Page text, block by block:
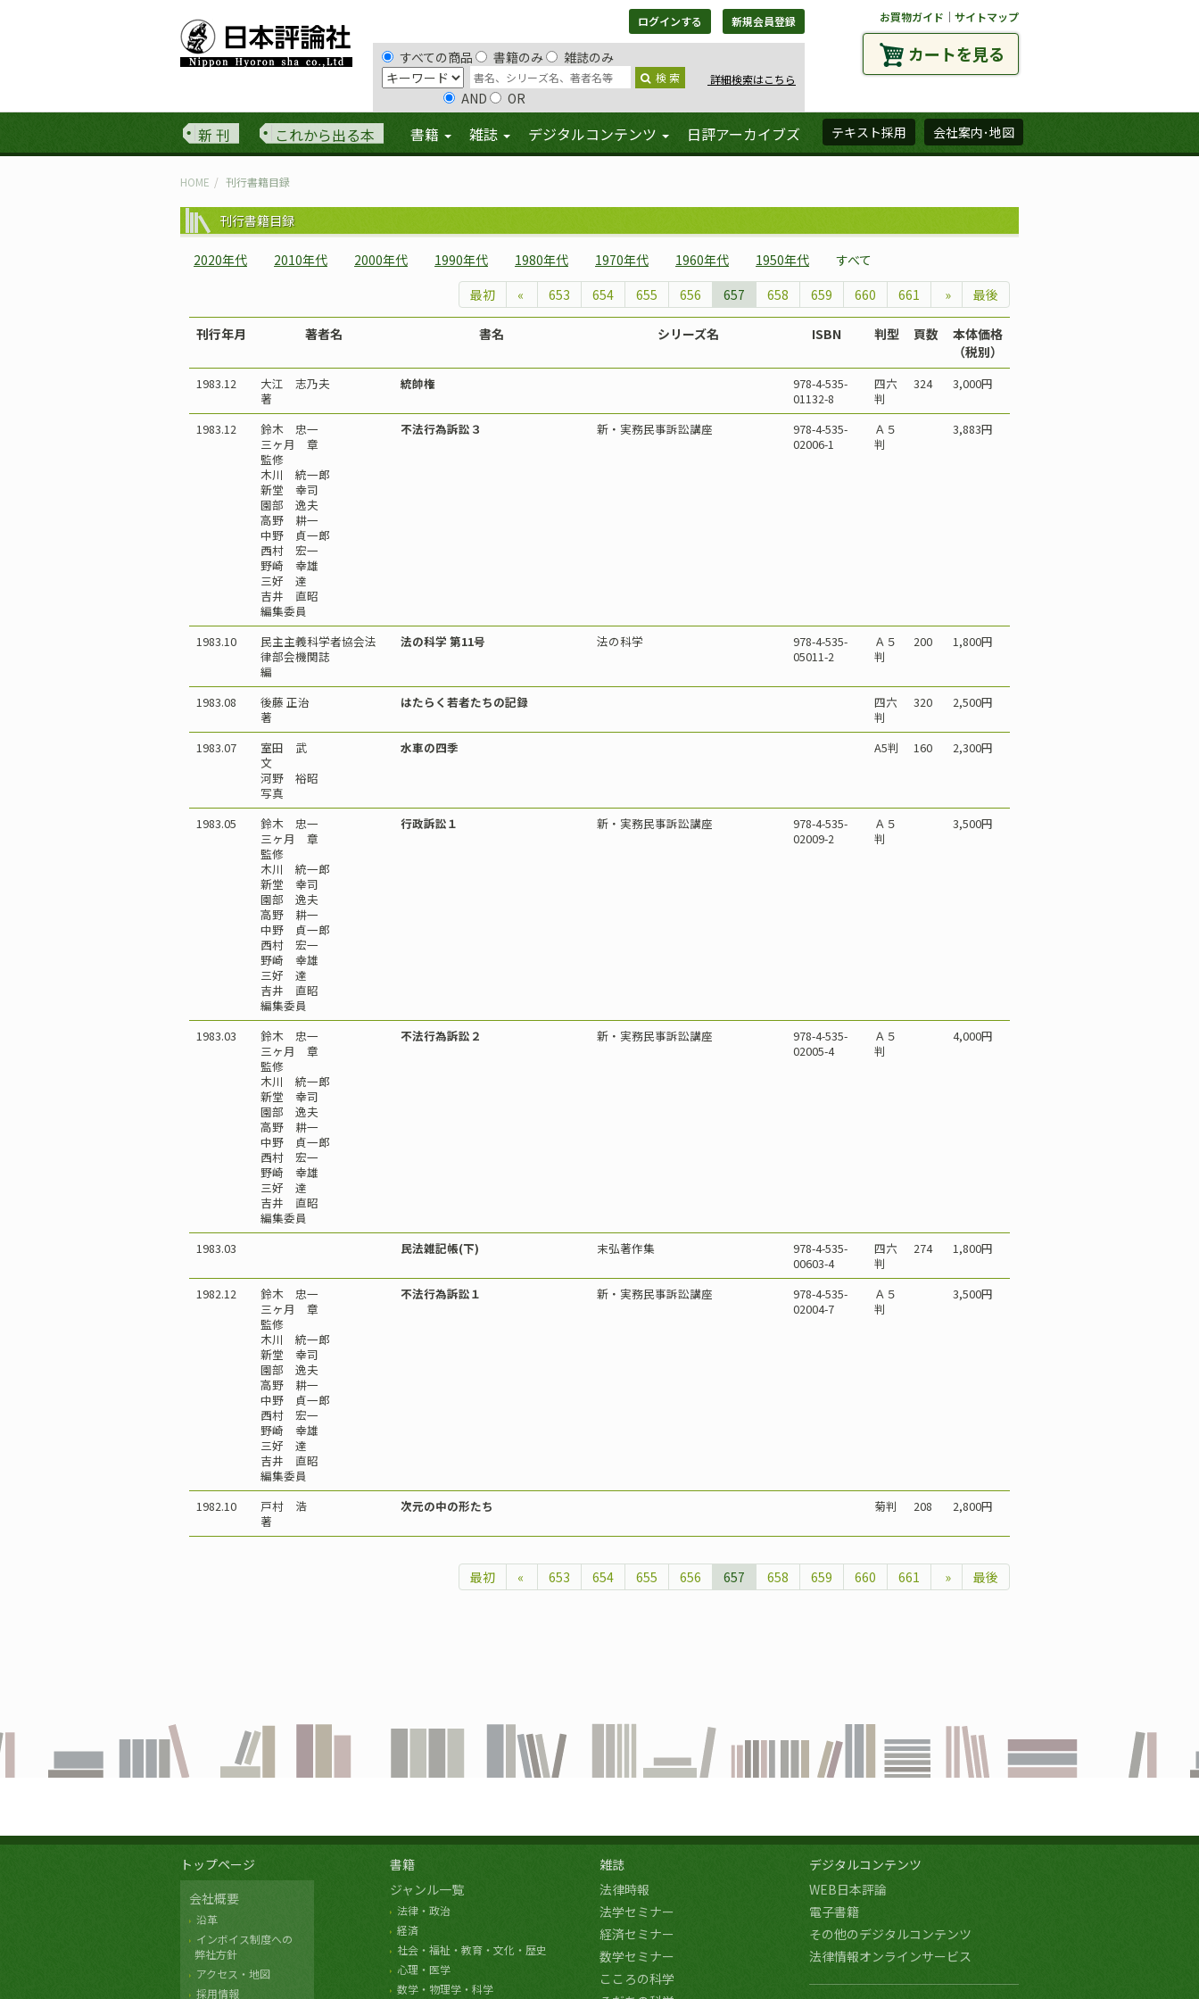
ログインする 新規会員登録
すべての商品 書籍のみ 雑誌のみ
検 索 詳細検索はこちら
AND OR
お買物ガイド ｜ サイトマップ
カートを見る
新 刊 これから出る本 書籍 雑誌 デジタルコンテンツ 日評アーカイブズ テキスト採用 会社案内･地図
HOME 刊行書籍目録
刊行書籍目録
2020年代 2010年代 2000年代 1990年代 1980年代 1970年代 1960年代 1950年代
すべて
最初
« 653 654 655 656 657 658 659 660 661 » 最後
刊行年月 著者名 書名 シリーズ名 ISBN 判型 頁数
本体価格
（税別）
1983.12
大江 志乃夫
著
統帥権
978-4-535-
01132-8
四六
判
324 3,000円
1983.12
鈴木 忠一
三ヶ月 章
監修
木川 統一郎
新堂 幸司
園部 逸夫
高野 耕一
中野 貞一郎
西村 宏一
野崎 幸雄
三好 達
吉井 直昭
編集委員
不法行為訴訟３ 新・実務民事訴訟講座
978-4-535-
02006-1
Ａ５
判
3,883円
1983.10
民主主義科学者協会法
律部会機関誌
編
法の科学 第11号 法の科学
978-4-535-
05011-2
Ａ５
判
200 1,800円
1983.08
後藤 正治
著
はたらく若者たちの記録
四六
判
320 2,500円
1983.07
室田 武
文
河野 裕昭
写真
水車の四季 A5判 160 2,300円
1983.05
鈴木 忠一
三ヶ月 章
監修
木川 統一郎
新堂 幸司
園部 逸夫
高野 耕一
中野 貞一郎
西村 宏一
野崎 幸雄
三好 達
吉井 直昭
編集委員
行政訴訟１ 新・実務民事訴訟講座
978-4-535-
02009-2
Ａ５
判
3,500円
1983.03
鈴木 忠一
三ヶ月 章
監修
木川 統一郎
新堂 幸司
園部 逸夫
高野 耕一
中野 貞一郎
西村 宏一
野崎 幸雄
三好 達
吉井 直昭
編集委員
不法行為訴訟２ 新・実務民事訴訟講座
978-4-535-
02005-4
Ａ５
判
4,000円
1983.03 民法雑記帳(下) 末弘著作集
978-4-535-
00603-4
四六
判
274 1,800円
1982.12
鈴木 忠一
三ヶ月 章
監修
木川 統一郎
新堂 幸司
園部 逸夫
高野 耕一
中野 貞一郎
西村 宏一
野崎 幸雄
三好 達
吉井 直昭
編集委員
不法行為訴訟１ 新・実務民事訴訟講座
978-4-535-
02004-7
Ａ５
判
3,500円
1982.10
戸村 浩
著
次元の中の形たち 菊判 208 2,800円
最初 « 653 654 655 656 657 658 659 660 661 » 最後
トップページ
会社概要
沿革
インボイス制度への
弊社方針
アクセス・地図
採用情報
書籍
ジャンル一覧
法律・政治
経済
社会・福祉・教育・文化・歴史
心理・医学
数学・物理学・科学
雑誌
法律時報
法学セミナー
経済セミナー
数学セミナー
こころの科学
デジタルコンテンツ
WEB日本評論
電子書籍
その他のデジタルコンテンツ
法律情報オンラインサービス